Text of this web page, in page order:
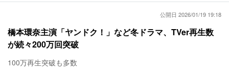
公開日 2026/01/19 19:18
橋本環奈主演「ヤンドク！」など冬ドラマ、TVer再生数
が続々200万回突破
100万再生突破も多数